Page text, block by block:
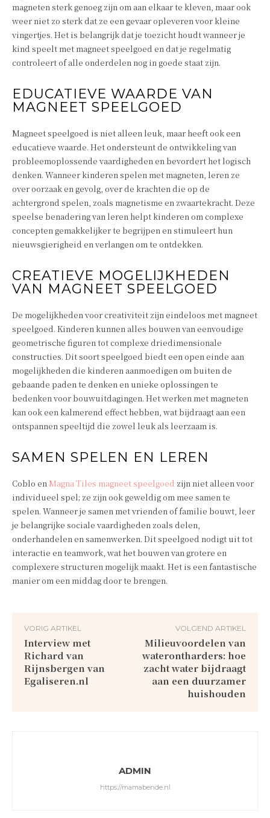
magneten sterk genoeg zijn om aan elkaar te kleven, maar ook
weer niet zo sterk dat ze een gevaar opleveren voor kleine
vingertjes. Het is belangrijk dat je toezicht houdt wanneer je
kind speelt met magneet speelgoed en dat je regelmatig
controleert of alle onderdelen nog in goede staat zijn.
EDUCATIEVE WAARDE VAN
MAGNEET SPEELGOED
Magneet speelgoed is niet alleen leuk, maar heeft ook een
educatieve waarde. Het ondersteunt de ontwikkeling van
probleemoplossende vaardigheden en bevordert het logisch
denken. Wanneer kinderen spelen met magneten, leren ze
over oorzaak en gevolg, over de krachten die op de
achtergrond spelen, zoals magnetisme en zwaartekracht. Deze
speelse benadering van leren helpt kinderen om complexe
concepten gemakkelijker te begrijpen en stimuleert hun
nieuwsgierigheid en verlangen om te ontdekken.
CREATIEVE MOGELIJKHEDEN
VAN MAGNEET SPEELGOED
De mogelijkheden voor creativiteit zijn eindeloos met magneet
speelgoed. Kinderen kunnen alles bouwen van eenvoudige
geometrische figuren tot complexe driedimensionale
constructies. Dit soort speelgoed biedt een open einde aan
mogelijkheden die kinderen aanmoedigen om buiten de
gebaande paden te denken en unieke oplossingen te
bedenken voor bouwuitdagingen. Het werken met magneten
kan ook een kalmerend effect hebben, wat bijdraagt aan een
ontspannen speeltijd die zowel leuk als leerzaam is.
SAMEN SPELEN EN LEREN
Coblo en Magna Tiles magneet speelgoed zijn niet alleen voor
individueel spel; ze zijn ook geweldig om mee samen te
spelen. Wanneer je samen met vrienden of familie bouwt, leer
je belangrijke sociale vaardigheden zoals delen,
onderhandelen en samenwerken. Dit speelgoed nodigt uit tot
interactie en teamwork, wat het bouwen van grotere en
complexere structuren mogelijk maakt. Het is een fantastische
manier om een middag door te brengen.
VORIG ARTIKEL
Interview met
Richard van
Rijnsbergen van
Egaliseren.nl
VOLGEND ARTIKEL
Milieuvoordelen van
waterontharders: hoe
zacht water bijdraagt
aan een duurzamer
huishouden
ADMIN
https://mamabende.nl